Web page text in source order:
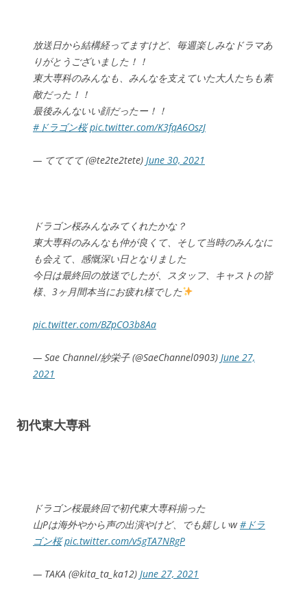
放送日から結構経ってますけど、毎週楽しみなドラマあ
りがとうございました！！
東大専科のみんなも、みんなを支えていた大人たちも素
敵だった！！
最後みんないい顔だったー！！
#ドラゴン桜 pic.twitter.com/K3fqA6OszJ
— てててて (@te2te2tete) June 30, 2021
ドラゴン桜みんなみてくれたかな？
東大専科のみんなも仲が良くて、そして当時のみんなに
も会えて、感慨深い日となりました
今日は最終回の放送でしたが、スタッフ、キャストの皆
様、3ヶ月間本当にお疲れ様でした
pic.twitter.com/BZpCO3b8Aa
— Sae Channel/紗栄子 (@SaeChannel0903) June 27,
2021
初代東大専科
ドラゴン桜最終回で初代東大専科揃った
山Pは海外やから声の出演やけど、でも嬉しいw#ドラ
ゴン桜 pic.twitter.com/v5gTA7NRgP
— TAKA (@kita_ta_ka12) June 27, 2021